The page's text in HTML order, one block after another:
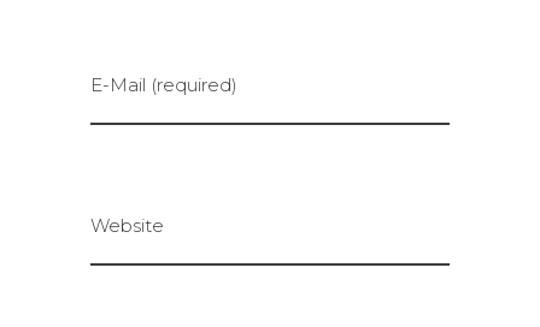
E-Mail (required)
Website